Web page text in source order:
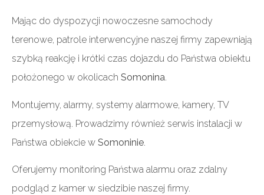
Mając do dyspozycji nowoczesne samochody
terenowe, patrole interwencyjne naszej firmy zapewniają
szybką reakcję i krótki czas dojazdu do Państwa obiektu
położonego w okolicach Somonina.
Montujemy, alarmy, systemy alarmowe, kamery, TV
przemysłową. Prowadzimy również serwis instalacji w
Państwa obiekcie w Somoninie
Oferujemy monitoring Państwa alarmu oraz zdalny
podgląd z kamer w siedzibie naszej firmy.